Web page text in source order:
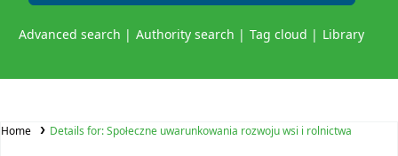
Advanced search Authority search Tag cloud Library
Home Details for:Społeczne uwarunkowania rozwoju wsi i rolnictwa